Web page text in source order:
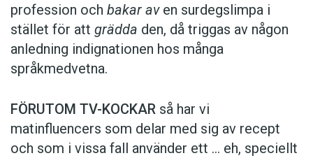
profession och bakar aven surdegslimpa i
stället för att grädda den, då triggas av någon
anledning indignationen hos många
språkmedvetna.
FÖRUTOM TV-KOCKAR så har vi
matinfluencers som delar med sig av recept
och som i vissa fall ­använder ett … eh, speciellt